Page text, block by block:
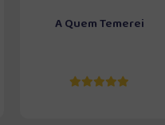
A Quem Temerei